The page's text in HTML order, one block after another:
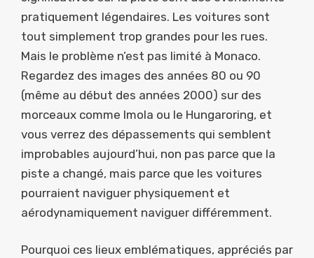
pratiquement légendaires. Les voitures sont
tout simplement trop grandes pour les rues.
Mais le problème n’est pas limité à Monaco.
Regardez des images des années 80 ou 90
(même au début des années 2000) sur des
morceaux comme Imola ou le Hungaroring, et
vous verrez des dépassements qui semblent
improbables aujourd’hui, non pas parce que la
piste a changé, mais parce que les voitures
pourraient naviguer physiquement et
aérodynamiquement naviguer différemment.
Pourquoi ces lieux emblématiques, appréciés par